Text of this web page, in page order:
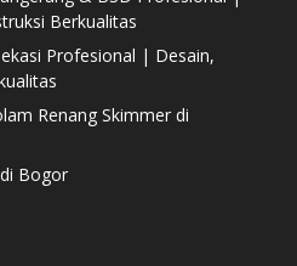
Berkualitas
Profesional | Desain,
Renang Skimmer di
Bogor